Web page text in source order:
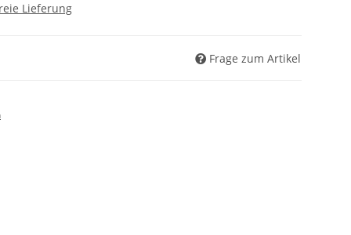
Lieferung
Frage zum Artikel